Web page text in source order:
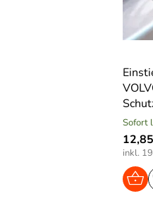
Sofort
inkl.